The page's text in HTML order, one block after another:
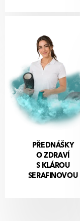
PŘEDNÁŠKY
O ZDRAVÍ
S KLÁROU
SERAFINOVOU